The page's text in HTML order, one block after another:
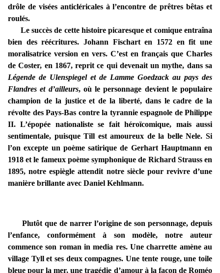
drôle de visées anticléricales à l’encontre de prêtres bêtas et
roulés.
Le succès de cette histoire picaresque et comique entraîna
bien des réécritures. Johann Fischart en 1572 en fit une
moralisatrice version en vers. C’est en français que Charles
de Coster, en 1867, reprit ce qui devenait un mythe, dans sa
Légende de Ulenspiegel et de Lamme Goedzack au pays des
Flandres et d’ailleurs, où le personnage devient le populaire
champion de la justice et de la liberté, dans le cadre de la
révolte des Pays-Bas contre la tyrannie espagnole de Philippe
II. L’épopée nationaliste se fait héroïcomique, mais aussi
sentimentale, puisque Till est amoureux de la belle Nele. Si
l’on excepte un poème satirique de Gerhart Hauptmann en
1918 et le fameux poème symphonique de Richard Strauss en
1895, notre espiègle attendit notre siècle pour revivre d’une
manière brillante avec Daniel Kehlmann.
Plutôt que de narrer l’origine de son personnage, depuis
l’enfance, conformément à son modèle, notre auteur
commence son roman in media res. Une charrette amène au
village Tyll et ses deux compagnes. Une tente rouge, une toile
bleue pour la mer, une tragédie d’amour à la façon de Roméo